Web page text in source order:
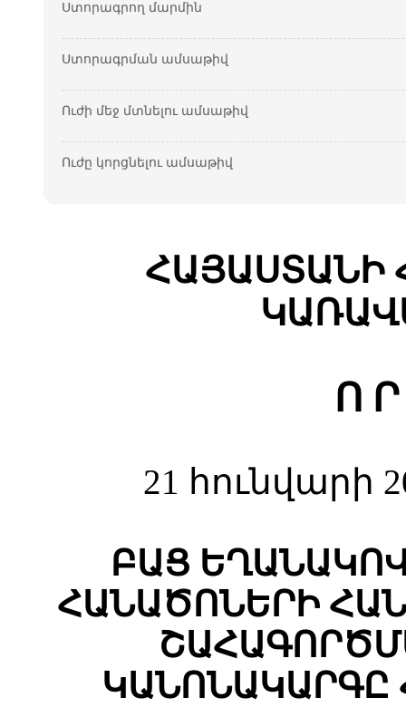
Ստորագրող մարմին
Ստորագրման ամսաթիվ
Ուժի մեջ մտնելու ամսաթիվ
Ուժը կորցնելու ամսաթիվ
ՀԱՅԱՍՏԱՆԻ
Ո
21 հունվարի
ԲԱՑ
ՀԱՆԱԾՈՆԵՐԻ
ԿԱՆՈՆԱԿԱՐԳԸ